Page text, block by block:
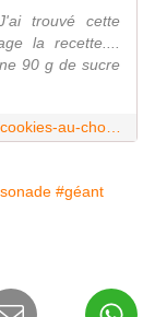
trouvé cette
la recette....
90 g de sucre
#géant